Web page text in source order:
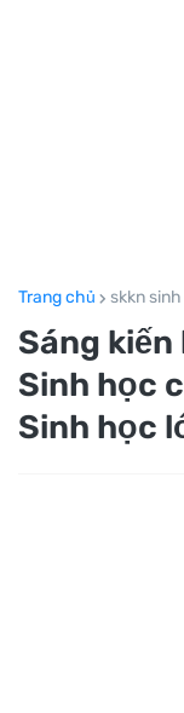
Trang chủ skkn
Sáng
Sinh học
Sinh học